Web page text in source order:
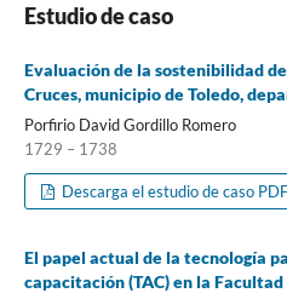
Estudio de caso
Evaluación de la sostenibilidad
Cruces, municipio de Toledo,
Porfirio David Gordillo Romero
1729 – 1738
Descarga el estudio de caso PDF
El papel actual de la tecnología
capacitación (TAC) en la